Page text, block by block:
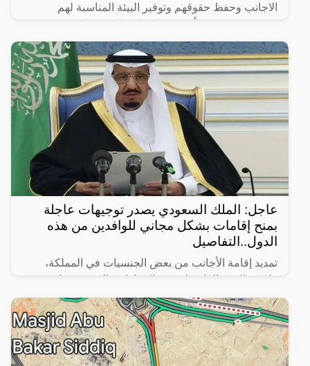
الاجانب وحفظ حقوقهم وتوفير البيئة المناسبة لهم
من القرارات
عاجل: الملك السعودي يصدر توجيهات عاجلة
بمنح إقامات بشكل مجاني للوافدين من هذه
الدول..التفاصيل
تمديد إقامة الأجانب من بعض الجنسيات في المملكة،
طبقت الهيئة العامة لشئون الجوازات بالسعودية باقة من
الإجراءات الحديثة من أجل إمداد فترة الإقامة الخاصة
بتأشيرة